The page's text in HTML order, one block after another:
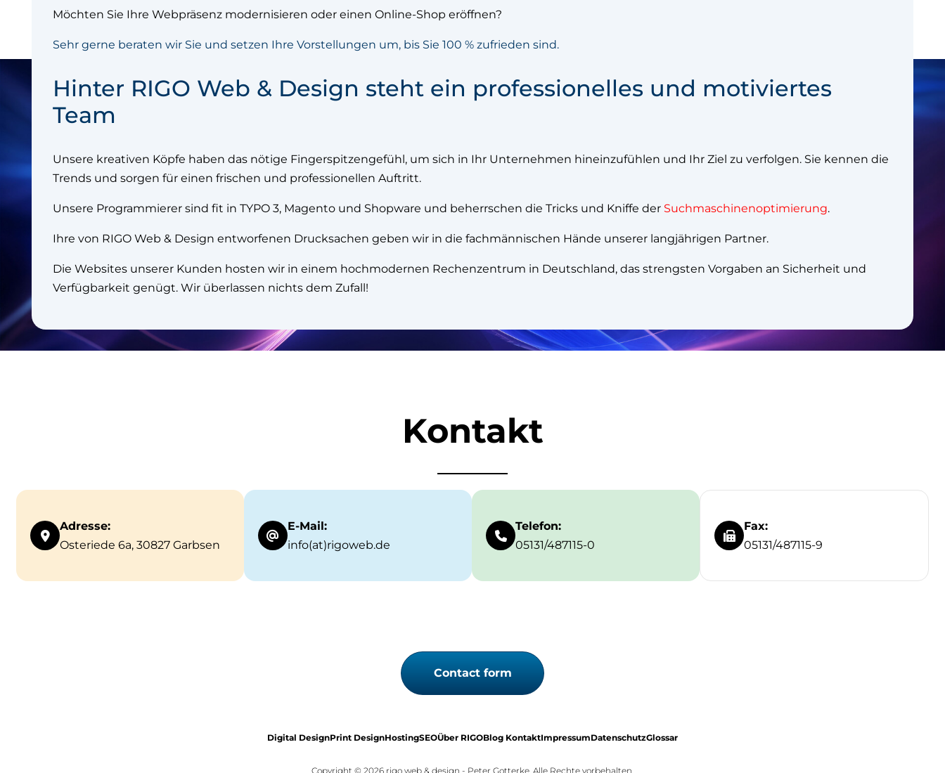
Möchten Sie Ihre Webpräsenz modernisieren oder einen Online-Shop eröffnen?
Sehr gerne beraten wir Sie und setzen Ihre Vorstellungen um, bis Sie 100 % zufrieden sind.
Hinter RIGO Web & Design steht ein professionelles und motiviertes
Team
Unsere kreativen Köpfe haben das nötige Fingerspitzengefühl, um sich in Ihr Unternehmen hineinzufühlen und Ihr Ziel zu verfolgen. Sie kennen die
Trends und sorgen für einen frischen und professionellen Auftritt.
Unsere Programmierer sind fit in TYPO 3, Magento und Shopware und beherrschen die Tricks und Kniffe der Suchmaschinenoptimierung.
Ihre von RIGO Web & Design entworfenen Drucksachen geben wir in die fachmännischen Hände unserer langjährigen Partner.
Die Websites unserer Kunden hosten wir in einem hochmodernen Rechenzentrum in Deutschland, das strengsten Vorgaben an Sicherheit und
Verfügbarkeit genügt. Wir überlassen nichts dem Zufall!
Kontakt
Adresse:
Osteriede 6a, 30827 Garbsen
E-Mail:
info(at)rigoweb.de
Telefon:
05131/487115-0
Fax:
05131/487115-9
Contact form
Digital DesignPrint DesignHostingSEOÜber RIGOBlog KontaktImpressumDatenschutzGlossar
Copyright © 2026 rigo web & design - Peter Gotterke. Alle Rechte vorbehalten.